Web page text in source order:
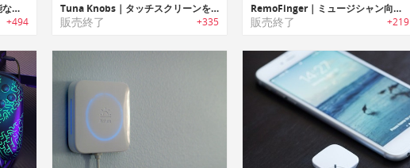
Bixi｜ジェスチャーで操作可能なスマートワイヤレスコントローラー「ビクシー」
+494
Tuna Knobs｜タッチスクリーンをMIDI/ DJコントローラに変身させるノブ
販売終了 +335
RemoFinger｜ミュージシャン向けのiPadワイヤレス・フットコントローラー「リモフィンガー」
販売終了 +219